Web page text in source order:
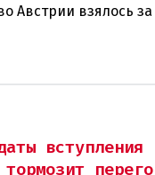
Австрии взялось
помещений. В среду
вступления